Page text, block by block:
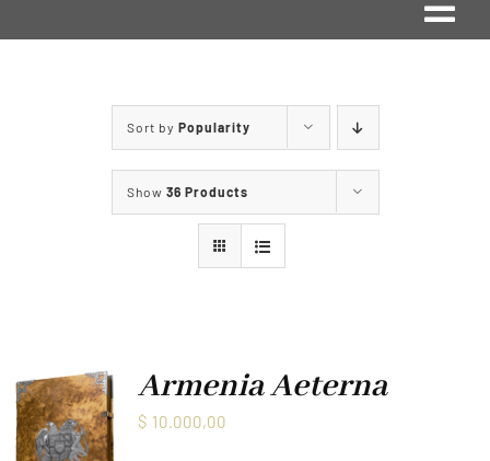
մեր մասին
ինչ ենք անում
Կապ
Sort by Popularity
Show 36 Products
Armenia Aeterna
$ 10.000,00